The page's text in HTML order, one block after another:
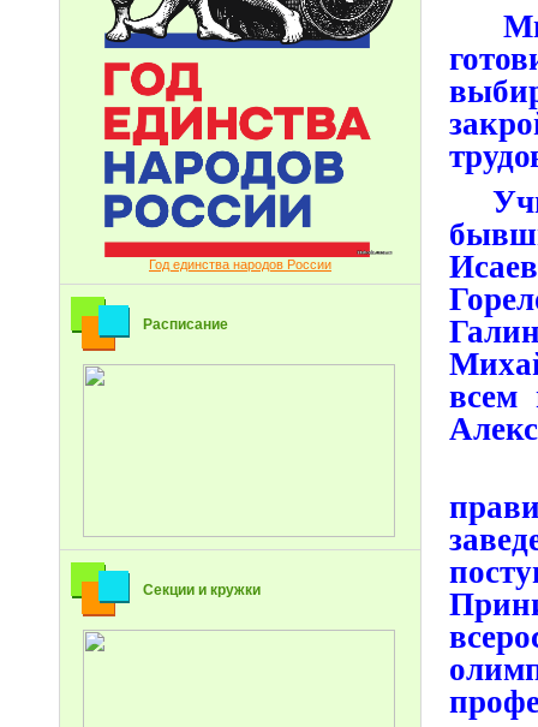
Год единства народов России
Расписание
Секции и кружки
всем